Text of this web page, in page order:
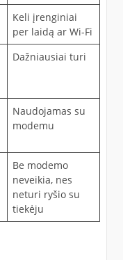
Keli įrenginiai
per laidą ar Wi-Fi
Dažniausiai turi
Naudojamas su
modemu
Be modemo
neveikia, nes
neturi ryšio su
tiekėju